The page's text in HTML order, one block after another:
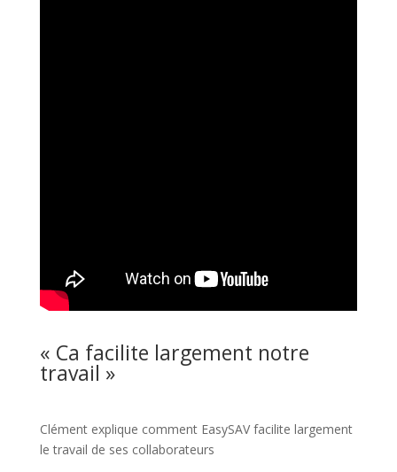
« Ca facilite largement notre
travail »
Clément explique comment EasySAV facilite largement
le travail de ses collaborateurs